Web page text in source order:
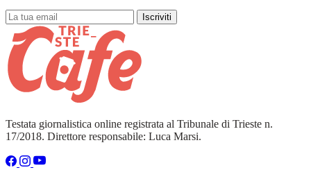
Iscriviti
Testata giornalistica online registrata al Tribunale di Trieste n.
17/2018. Direttore responsabile: Luca Marsi.